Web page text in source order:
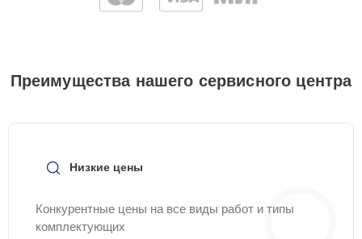
Преимущества нашего сервисного центра
Низкие цены
Конкурентные цены на все виды работ и типы
комплектующих